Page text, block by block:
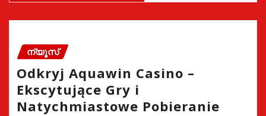
ന്യൂസ്
Odkryj Aquawin Casino –
Ekscytujące Gry i
Natychmiastowe Pobieranie